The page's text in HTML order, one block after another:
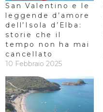
San Valentino e le
leggende d’amore
dell’Isola d’Elba:
storie che il
tempo non ha mai
cancellato
10 Febbraio 2025